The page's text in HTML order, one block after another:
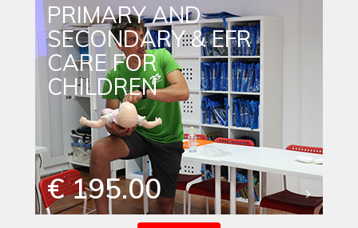
PRIMARY AND
SECONDARY & EFR
CARE FOR
CHILDREN
€ 195.00